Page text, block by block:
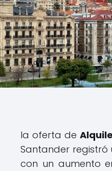
la oferta de
Santander registró
con un aumento